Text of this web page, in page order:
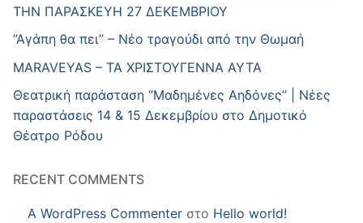
ΤΗΝ ΠΑΡΑΣΚΕΥΗ 27 ΔΕΚΕΜΒΡΙΟΥ
”Αγάπη θα πει” – Νέο τραγούδι από την Θωμαή
MARAVEYAS – ΤΑ ΧΡΙΣΤΟΥΓΕΝΝΑ ΑΥΤΑ
Θεατρική παράσταση “Μαδημένες Αηδόνες” | Νέες
παραστάσεις 14 & 15 Δεκεμβρίου στο Δημοτικό
Θέατρο Ρόδου
RECENT COMMENTS
A WordPress Commenter στο Hello world!